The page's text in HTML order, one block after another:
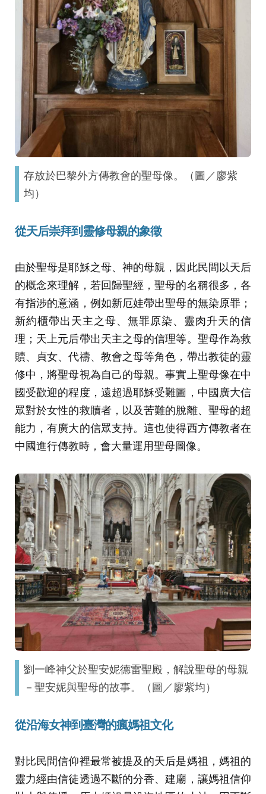
存放於巴黎外方傳教會的聖母像。（圖／廖紫
均）
從天后崇拜到靈修母親的象徵
由於聖母是耶穌之母、神的母親，因此民間以天后
的概念來理解，若回歸聖經，聖母的名稱很多，各
有指涉的意涵，例如新厄娃帶出聖母的無染原罪；
新約櫃帶出天主之母、無罪原染、靈肉升天的信
理；天上元后帶出天主之母的信理等。聖母作為救
贖、貞女、代禱、教會之母等角色，帶出教徒的靈
修中，將聖母視為自己的母親。事實上聖母像在中
國受歡迎的程度，遠超過耶穌受難圖，中國廣大信
眾對於女性的救贖者，以及苦難的脫離、聖母的超
能力，有廣大的信眾支持。這也使得西方傳教者在
中國進行傳教時，會大量運用聖母圖像。
劉一峰神父於聖安妮德雷聖殿，解說聖母的母親
－聖安妮與聖母的故事。（圖／廖紫均）
從沿海女神到臺灣的瘋媽祖文化
對比民間信仰裡最常被提及的天后是媽祖，媽祖的
靈力經由信徒透過不斷的分香、建廟，讓媽祖信仰